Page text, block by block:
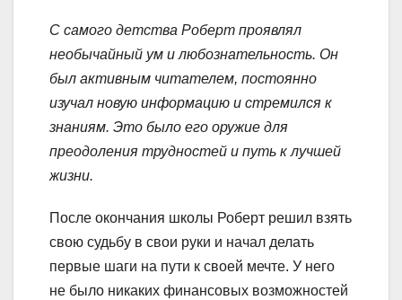
С самого детства Роберт проявлял
необычайный ум и любознательность. Он
был активным читателем, постоянно
изучал новую информацию и стремился к
знаниям. Это было его оружие для
преодоления трудностей и путь к лучшей
жизни.
После окончания школы Роберт решил взять
свою судьбу в свои руки и начал делать
первые шаги на пути к своей мечте. У него
не было никаких финансовых возможностей